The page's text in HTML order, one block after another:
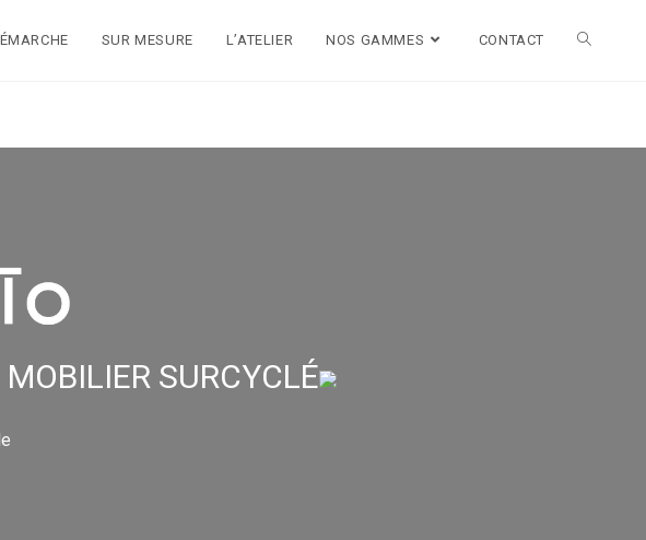
SUR MESURE L’ATELIER NOS GAMMES CONTACT
SURCYCLÉ